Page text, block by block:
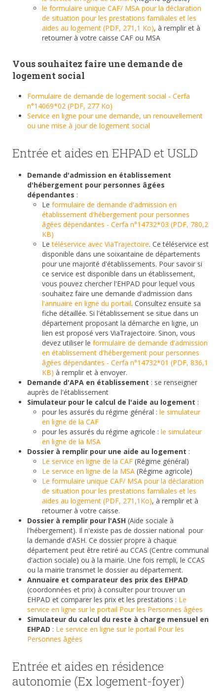
le formulaire unique CAF/ MSA pour la déclaration
de situation pour les prestations familiales et les
aides au logement (PDF, 271,1 Ko), à remplir et à
retourner à votre caisse CAF ou MSA
Vous souhaitez faire une demande de
logement social
Formulaire de demande de logement social - Cerfa
n°14069*02 (PDF, 277 Ko)
Service en ligne pour une demande, un renouvellement
ou une mise à jour de logement social
Entrée et aides en EHPAD et USLD
Demande d'admission en établissement
d'hébergement pour personnes âgées
dépendantes :
Le formulaire de demande d'admission en
établissement d'hébergement pour personnes
âgées dépendantes - Cerfa n°14732*03 (PDF, 780,2
KB)
Letéléservice avec ViaTrajectoire. Ce téléservice est
disponible dans une soixantaine de départements
pour une majorité d'établissements. Pour savoir si
ce service est disponible dans un établissement,
vous pouvez chercher l'EHPAD pour lequel vous
souhaitez faire une demande d'admission dans
l'annuaire en ligne du portail. Consultez ensuite sa
fiche détaillée. Si l'établissement se situe dans un
département proposant la démarche en ligne, un
lien est proposé vers ViaTrajectoire. Sinon, vous
devez utiliser le formulaire de demande d'admission
en établissement d'hébergement pour personnes
âgées dépendantes - Cerfa n°14732*01 (PDF, 836,1
KB) à remplir et à envoyer.
Demande d'APA en établissement : se renseigner
auprès de l'établissement
Simulateur pour le calcul de l'aide au logement :
pour les assurés du régime général : le simulateur
en ligne de la CAF
pour les assurés du régime agricole : le simulateur
en ligne de la MSA
Dossier à remplir pour une aide au logement :
Le service en ligne de la CAF (Régime général)
Le service en ligne de la MSA (Régime agricole)
Le formulaire unique CAF/ MSA pour la déclaration
de situation pour les prestations familiales et les
aides au logement (PDF, 271,1Ko), à remplir et à
retourner à votre caisse.
Dossier à remplir pour l'ASH (Aide sociale à
l'hébergement). Il n'existe pas de dossier national pour
la demande d'ASH. Ce dossier propre à chaque
département peut être retiré au CCAS (Centre communal
d'action sociale) ou à la mairie. Une fois rempli, le CCAS
ou la mairie transmet le dossier au département.
Annuaire et comparateur des prix des EHPAD
(coordonnées et prix) à consulter pour trouver un
EHPAD et comparer les prix et les prestations : Le
service en ligne sur le portail Pour les Personnes âgées
Simulateur du calcul du reste à charge mensuel en
EHPAD : Le service en ligne sur le portail Pour les
Personnes âgées
Entrée et aides en résidence
autonomie (Ex logement-foyer)